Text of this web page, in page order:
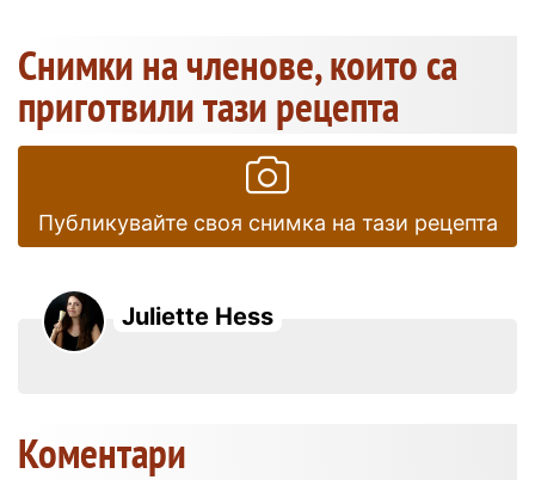
Снимки на членове, които са
приготвили тази рецепта
Публикувайте своя снимка на тази рецепта
Juliette Hess
Коментари